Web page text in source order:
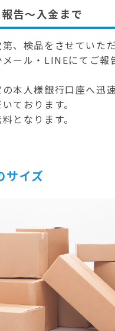
告～入金まで
、検品をさせていた
ール・LINEにてご報
本人様銀行口座へ迅
ております。
となります。
サイズ